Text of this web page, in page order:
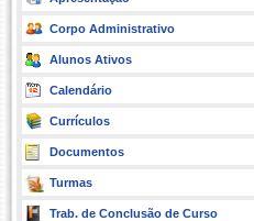
Corpo Administrativo
Alunos Ativos
Calendário
Currículos
Documentos
Turmas
Trab. de Conclusão de Curso